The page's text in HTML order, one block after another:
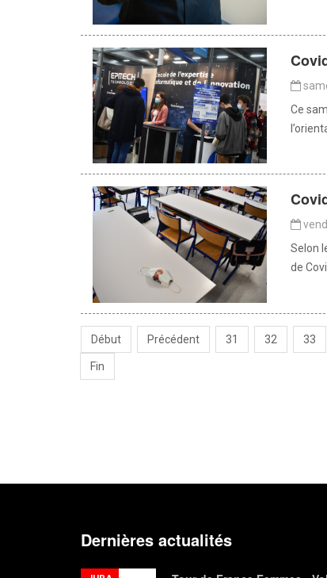
Ce
Selon
de
Début Précédent 31 32 33
Fin
Dernières actualités